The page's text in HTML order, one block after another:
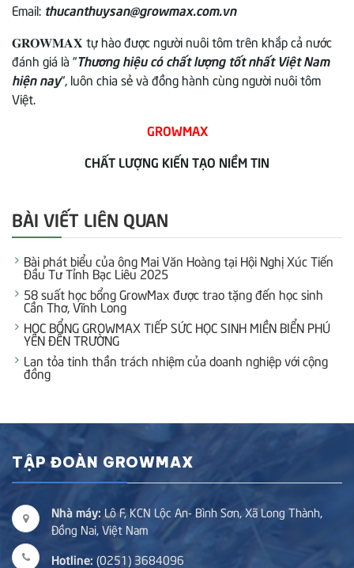
Email: thucanthuysan@growmax.com.vn
𝐆𝐑𝐎𝐖𝐌𝐀𝐗 tự hào được người nuôi tôm trên khắp cả nước
đánh giá là “Thương hiệu có chất lượng tốt nhất Việt Nam
hiện nay“, luôn chia sẻ và đồng hành cùng người nuôi tôm
Việt.
GROWMAX
CHẤT LƯỢNG KIẾN TẠO NIỀM TIN
BÀI VIẾT LIÊN QUAN
Bài phát biểu của ông Mai Văn Hoàng tại Hội Nghị Xúc Tiến
Đầu Tư Tỉnh Bạc Liêu 2025
58 suất học bổng GrowMax được trao tặng đến học sinh
Cần Thơ, Vĩnh Long
HỌC BỔNG GROWMAX TIẾP SỨC HỌC SINH MIỀN BIỂN PHÚ
YÊN ĐẾN TRƯỜNG
Lan tỏa tinh thần trách nhiệm của doanh nghiệp với cộng
đồng
TẬP ĐOÀN GROWMAX
Nhà máy: Lô F, KCN Lộc An- Bình Sơn, Xã Long Thành,
Đồng Nai, Việt Nam
Hotline: (0251) 3684096